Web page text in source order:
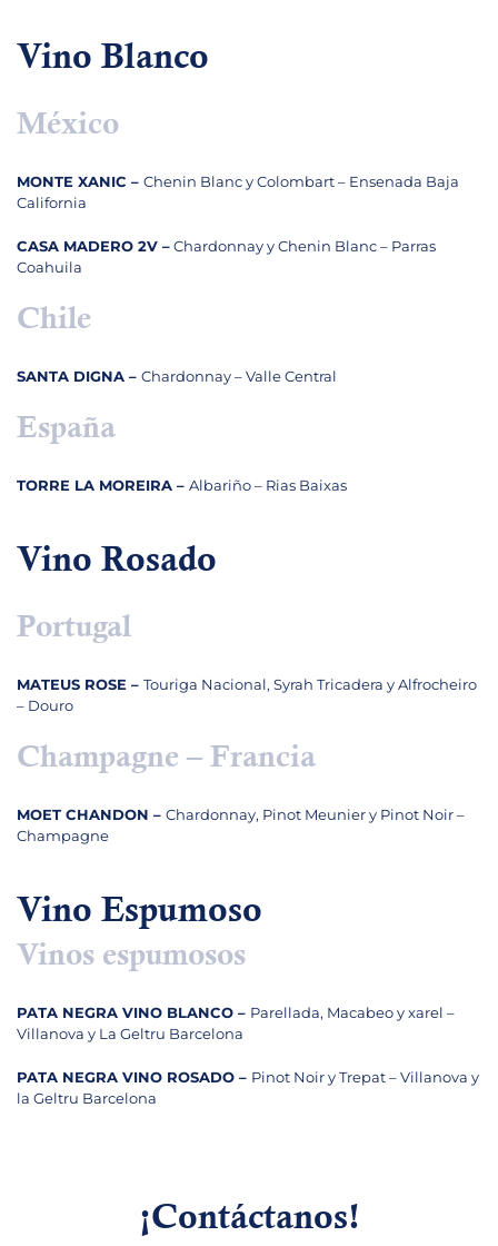
Vino Blanco
México
MONTE XANIC – Chenin Blanc y Colombart – Ensenada Baja
California
CASA MADERO 2V –Chardonnay y Chenin Blanc – Parras
Coahuila
Chile
SANTA DIGNA – Chardonnay – Valle Central
España
TORRE LA MOREIRA – Albariño – Rias Baixas
Vino Rosado
Portugal
MATEUS ROSE – Touriga Nacional, Syrah Tricadera y Alfrocheiro
– Douro
Champagne – Francia
MOET CHANDON – Chardonnay, Pinot Meunier y Pinot Noir –
Champagne
Vino Espumoso
Vinos espumosos
PATA NEGRA VINO BLANCO – Parellada, Macabeo y xarel –
Villanova y La Geltru Barcelona
PATA NEGRA VINO ROSADO – Pinot Noir y Trepat – Villanova y
la Geltru Barcelona
¡Contáctanos!